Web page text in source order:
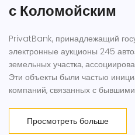
с Коломойским
PrivatBank, принадлежащий
электронные аукционы 245
земельных участка,
Эти объекты были частью
компаний, связанных с
Донецкой областях. Цены на
сопоставимы с ценами на
Просмотреть больше